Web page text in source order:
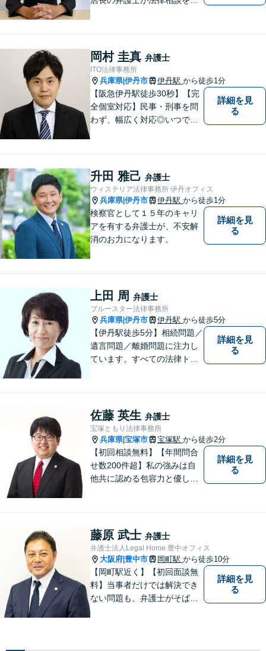
岡村 圭真 弁護士
ITO法律事務所
兵庫県|伊丹市 伊丹駅 から徒歩1分
【阪急伊丹駅徒歩30秒】【完
全個室対応】民事・刑事を問
わず、幅広く対応◎いつでも
れず、尽力してまいります。
【メーカー法務経験あり】
詳細を見
る
升田 雅己 弁護士
ウィステリア法律事務所 伊丹オフィス
兵庫県|伊丹市 伊丹駅 から徒歩1分
検察官として１５年のキャリ
アを有する弁護士が、不安解
消のお力になります。
詳細を見
る
上田 周 弁護士
ブルースター法律事務所
兵庫県|伊丹市 伊丹駅 から徒歩5分
【伊丹駅徒歩5分】相続問題／
遺言問題／離婚問題に注力し
ています。すべての法律トラ
様と信頼関係を築いて紛争解
決し、解決後の人生を幸せに
過ごして頂きたいと願いを込
めています。
詳細を見
る
佐藤 英生 弁護士
宝塚ともり法律事務所
兵庫県|宝塚市 宝塚駅 から徒歩2分
【初回相談無料】【年間問合
せ数200件超】私の強みは自
他共に認める包容力と優しさ
お一人で悩まずに、一度ご相
談にいらしてください。【現
役非常勤裁判官】【宝塚駅徒
歩3分】
詳細を見
る
藤原 武士 弁護士
弁護士法人Legal Home 豊中オフィス
大阪府 豊中市 岡町駅 から徒歩10分
【岡町駅近く】【初回面談無
料】当事者だけでは解決でき
ない問題も、弁護士がそばに
詳細を見
る